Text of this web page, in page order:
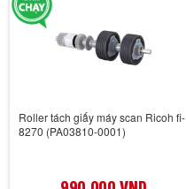
Roller tách giấy máy scan Ricoh fi-
8270 (PA03810-0001)